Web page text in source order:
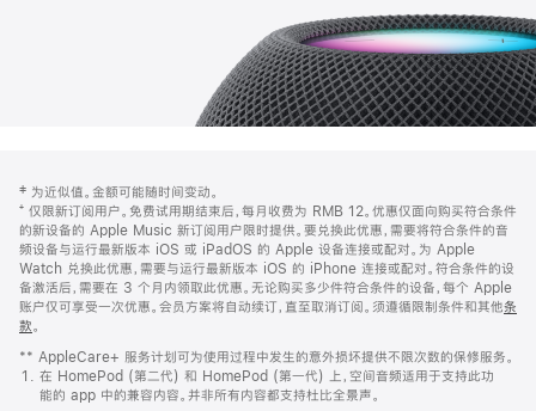
页
页
脚
注
‡ 为近似值。金额可能随时间变动。
⁺ 仅限新订阅用户。免费试用期结束后，每月收费为 RMB 12。优惠仅面向购买符合条件
的新设备的 Apple Music 新订阅用户限时提供。要兑换此优惠，需要将符合条件的音
频设备与运行最新版本 iOS 或 iPadOS 的 Apple 设备连接或配对。为 Apple
Watch 兑换此优惠，需要与运行最新版本 iOS 的 iPhone 连接或配对。符合条件的设
备激活后，需要在 3 个月内领取此优惠。无论购买多少件符合条件的设备，每个 Apple
账户仅可享受一次优惠。会员方案将自动续订，直至取消订阅。须遵循限制条件和其他条
款。
窗
口
中
** AppleCare+ 服务计划可为使用过程中发生的意外损坏提供不限次数的保修服务。
在 HomePod (第二代) 和 HomePod (第一代) 上，空间音频适用于支持此功
能的 app 中的兼容内容。并非所有内容都支持杜比全景声。